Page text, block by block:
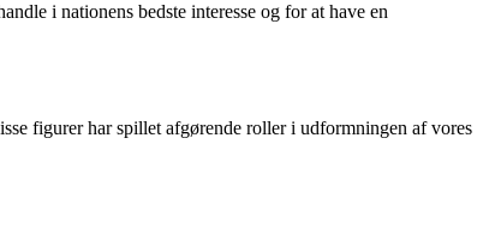
i nationens bedste interesse og for at have en
figurer har spillet afgørende roller i udformningen af vores